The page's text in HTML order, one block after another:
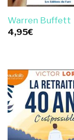
Warren Buffett
4,95€